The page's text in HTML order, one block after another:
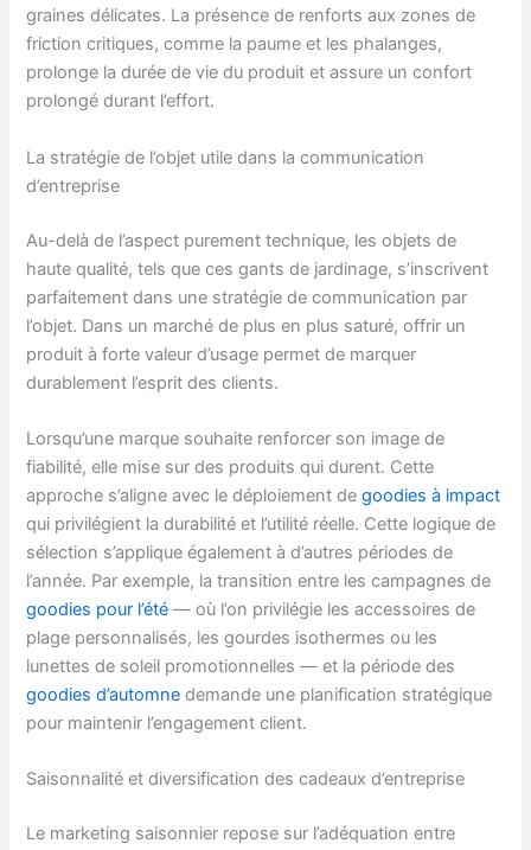
graines délicates. La présence de renforts aux zones de
friction critiques, comme la paume et les phalanges,
prolonge la durée de vie du produit et assure un confort
prolongé durant l’effort.
La stratégie de l’objet utile dans la communication
d’entreprise
Au-delà de l’aspect purement technique, les objets de
haute qualité, tels que ces gants de jardinage, s’inscrivent
parfaitement dans une stratégie de communication par
l’objet. Dans un marché de plus en plus saturé, offrir un
produit à forte valeur d’usage permet de marquer
durablement l’esprit des clients.
Lorsqu’une marque souhaite renforcer son image de
fiabilité, elle mise sur des produits qui durent. Cette
approche s’aligne avec le déploiement degoodies à impact
qui privilégient la durabilité et l’utilité réelle. Cette logique de
sélection s’applique également à d’autres périodes de
l’année. Par exemple, la transition entre les campagnes de
goodies pour l’été — où l’on privilégie les accessoires de
plage personnalisés, les gourdes isothermes ou les
lunettes de soleil promotionnelles — et la période des
goodies d’automne demande une planification stratégique
pour maintenir l’engagement client.
Saisonnalité et diversification des cadeaux d’entreprise
Le marketing saisonnier repose sur l’adéquation entre